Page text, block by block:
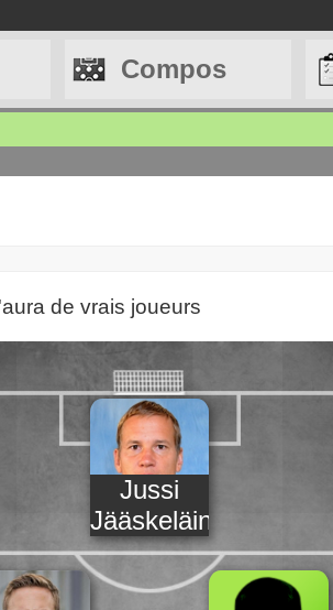
Compos
de vrais joueurs
Jussi
Jääskeläinen